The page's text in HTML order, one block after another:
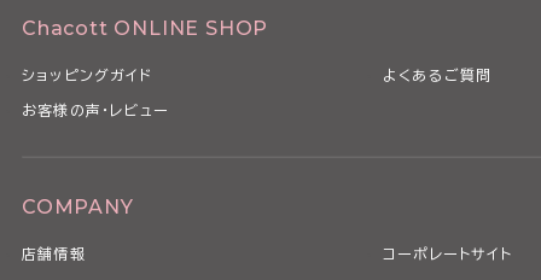
Chacott ONLINE SHOP
ショッピングガイド よくあるご質問
お客様の声・レビュー
COMPANY
店舗情報 コーポレートサイト